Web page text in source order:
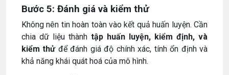
Bước 5: Đánh giá và kiểm thử
Không nên tin hoàn toàn vào kết quả huấn luyện. Cần
chia dữ liệu thành tập huấn luyện, kiểm định, và
kiểm thửđể đánh giá độ chính xác, tính ổn định và
khả năng khái quát hoá của mô hình.